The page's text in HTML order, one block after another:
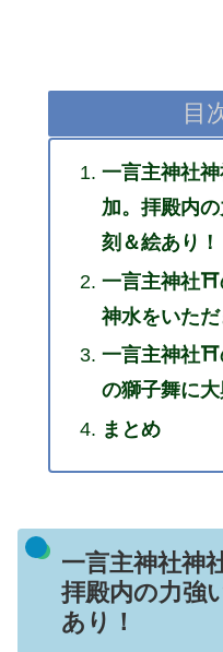
目
一言主神社
加。拝殿内
刻＆絵あり！
一言主神社⛩
神水をいた
一言主神社⛩
の獅子舞に
まとめ
一言主神社神
拝殿内の力強
あり！